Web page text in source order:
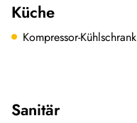
Küche
Kompressor-Kühlschrank
Sanitär